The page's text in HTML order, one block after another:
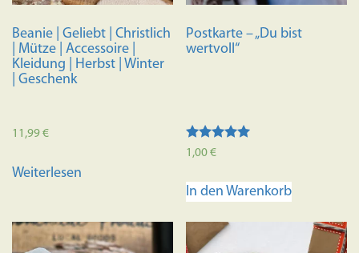
Beanie | Geliebt | Christlich
| Mütze | Accessoire |
Kleidung | Herbst | Winter
| Geschenk
11,99€
Weiterlesen
Postkarte – „Du bist
wertvoll“
Bewertet mit
5.00
1,00€
In den Warenkorb